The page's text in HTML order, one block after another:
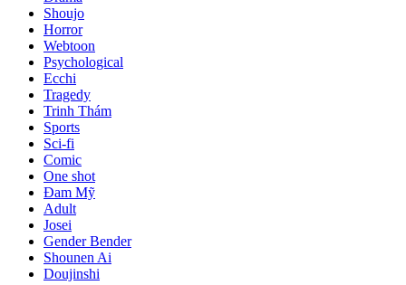
Shoujo
Horror
Webtoon
Psychological
Ecchi
Tragedy
Trinh Thám
Sports
Sci-fi
Comic
One shot
Đam Mỹ
Adult
Josei
Gender Bender
Shounen Ai
Doujinshi